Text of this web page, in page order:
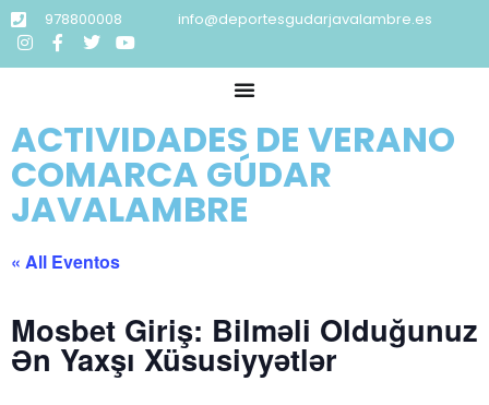
978800008 info@deportesgudarjavalambre.es
ACTIVIDADES DE VERANO
COMARCA GÚDAR
JAVALAMBRE
« All Eventos
Mosbet Giriş: Bilməli Olduğunuz
Ən Yaxşı Xüsusiyyətlər